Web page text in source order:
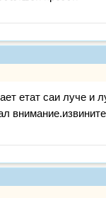
етат саи луче и